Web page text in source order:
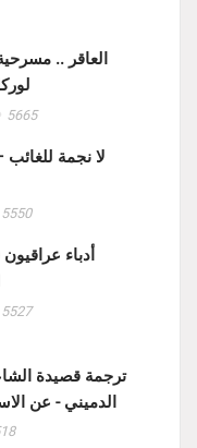
العاقر ..
5665
لا نجمة
5550
أدباء
5527
ترجمة قصيدة
الدميني - عن